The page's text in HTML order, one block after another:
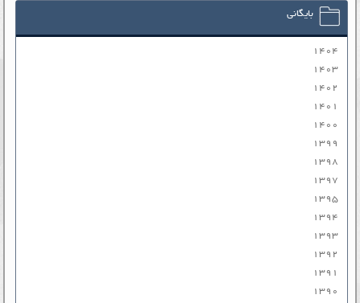
بایگانی
۱۴۰۴
۱۴۰۳
۱۴۰۲
۱۴۰۱
۱۴۰۰
۱۳۹۹
۱۳۹۸
۱۳۹۷
۱۳۹۵
۱۳۹۴
۱۳۹۳
۱۳۹۲
۱۳۹۱
۱۳۹۰